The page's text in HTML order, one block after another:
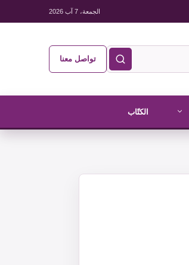
الجمعة، 7 آب 2026
تواصل معنا
الكتّاب